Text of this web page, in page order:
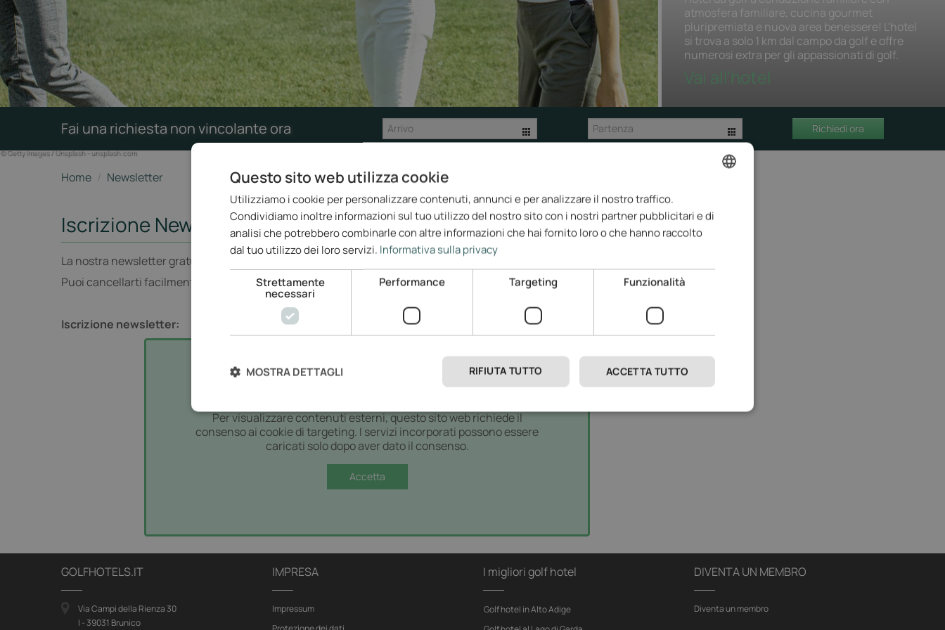
© Getty Images / Unsplash - unsplash.com
atmosfera familiare, cucina gourmet
pluripremiata e nuova area benessere! L'hotel
si trova a solo 1 km dal campo da golf e offre
numerosi extra per gli appassionati di golf.
Vai all'hotel
Fai una richiesta non vincolante ora Richiedi ora
Home / Newsletter
Iscrizione Newsletter
La nostra newsletter gratuita fornisce regolarmente informazioni su offerte interessanti.
Puoi cancellarti facilmente dalla newsletter in qualsiasi momento. I tuoidati sono protetti e non ceduti a terzi.
Iscrizione newsletter:
AGGIORNA LE IMPOSTAZIONI SULLA PRIVACY
Per visualizzare contenuti esterni, questo sito web richiede il
consenso ai cookie di targeting. I servizi incorporati possono essere
caricati solo dopo aver dato il consenso.
Accetta
GOLFHOTELS.IT
Via Campi della Rienza 30
I - 39031 Brunico
IMPRESA
Impressum
I migliori golf hotel
Golf hotel in Alto Adige
DIVENTA UN MEMBRO
Diventa un membro
ITALIAN
Questo sito web utilizza cookie
Utilizziamo i cookie per personalizzare contenuti, annunci e per analizzare il nostro traffico.
Condividiamo inoltre informazioni sul tuo utilizzo del nostro sito con i nostri partner pubblicitari e di
analisi che potrebbero combinarle con altre informazioni che hai fornito loro o che hanno raccolto
dal tuo utilizzo dei loro servizi. Informativa sulla privacy
Strettamente
necessari
Performance Targeting Funzionalità
ACCETTA TUTTO
RIFIUTA TUTTO
MOSTRA DETTAGLI